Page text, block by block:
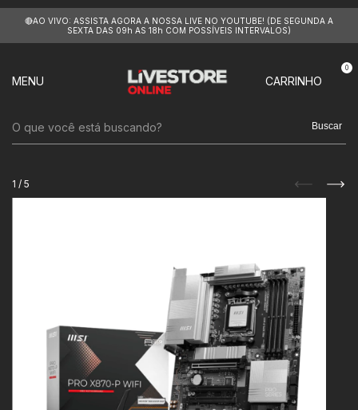
🔴AO VIVO: ASSISTA AGORA A NOSSA LIVE NO YOUTUBE! (DE SEGUNDA A
SEXTA DAS 09h AS 18h COM POSSÍVEIS INTERVALOS)
MENU CARRINHO
0
Buscar
1 / 5